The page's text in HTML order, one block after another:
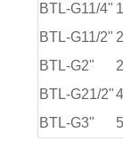
BTL-G11/4"
BTL-G11/2"
BTL-G2"
BTL-G21/2"
BTL-G3"